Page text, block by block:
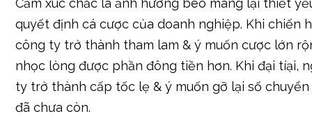
dụng rộng rãi đại tíại lỗ. Đừng tìm các cách làm
chuyển ra chi phí đã chưa còn, vì chưng điều này
theo hồ hết thiết yếu thức quyết định sai trái &
khăn hơn.
Kiểm Soát cảm thấy